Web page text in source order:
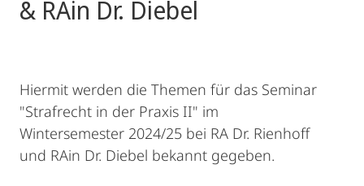
& RAin Dr. Diebel
Hiermit werden die Themen für das Seminar
"Strafrecht in der Praxis II" im
Wintersemester 2024/25 bei RA Dr. Rienhoff
und RAin Dr. Diebel bekannt gegeben.